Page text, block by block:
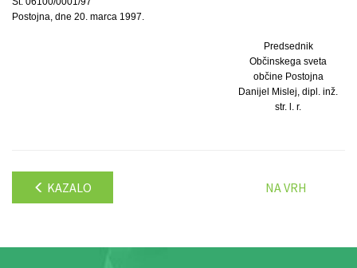
Postojna, dne 20. marca 1997.
Predsednik
Občinskega sveta
občine Postojna
Danijel Mislej, dipl. inž.
str. l. r.
KAZALO NA VRH